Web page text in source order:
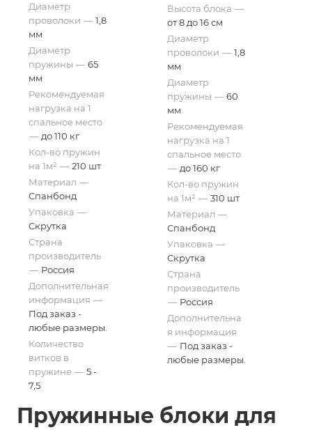
Диаметр
проволоки — 1,8
мм
Диаметр
пружины — 65
мм
Рекомендуемая
нагрузка на 1
спальное место
— до 110 кг
Кол-во пружин
на 1м² — 210 шт
Материал —
Спанбонд
Упаковка —
Скрутка
Страна
производитель
— Россия
Дополнительная
информация —
Под заказ -
любые размеры.
Количество
витков в
пружине — 5 -
7,5
Высота блока —
от 8 до 16 см
Диаметр
проволоки — 1,8
мм
Диаметр
пружины — 60
мм
Рекомендуемая
нагрузка на 1
спальное место
— до 160 кг
Кол-во пружин
на 1м² — 310 шт
Материал —
Спанбонд
Упаковка —
Скрутка
Страна
производитель
— Россия
Дополнительна
я информация
— Под заказ -
любые размеры.
Пружинные блоки для